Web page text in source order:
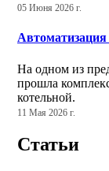
05 Июня 2026 г.
Автоматизация
На одном из
прошла
котельной.
11 Мая 2026 г.
Статьи